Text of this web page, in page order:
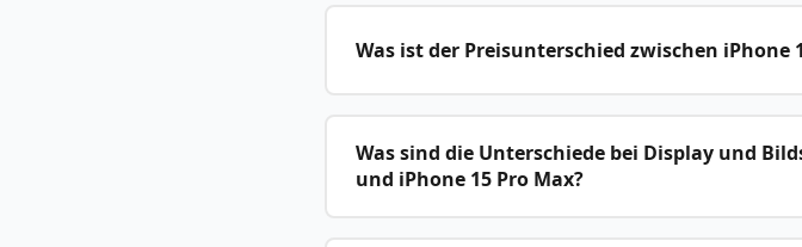
Was ist der Preisunterschied zwischen iPhone
Was sind die Unterschiede bei Display und
und iPhone 15 Pro Max?